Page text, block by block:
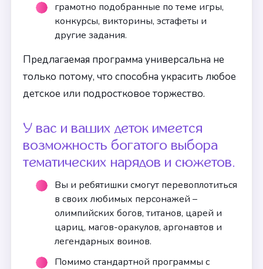
грамотно подобранные по теме игры,
конкурсы, викторины, эстафеты и
другие задания.
Предлагаемая программа универсальна не
только потому, что способна украсить любое
детское или подростковое торжество.
У вас и ваших деток имеется
возможность богатого выбора
тематических нарядов и сюжетов.
Вы и ребятишки смогут перевоплотиться
в своих любимых персонажей –
олимпийских богов, титанов, царей и
цариц, магов-оракулов, аргонавтов и
легендарных воинов.
Помимо стандартной программы с